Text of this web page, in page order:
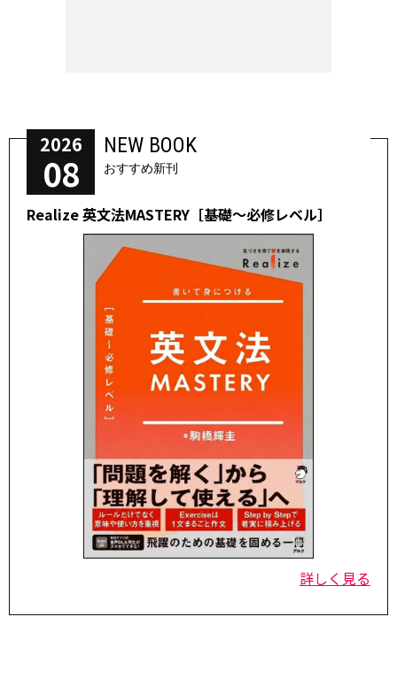
2026
08
NEW BOOK
おすすめ新刊
Realize 英文法MASTERY［基礎～必修レベル］
詳しく見る